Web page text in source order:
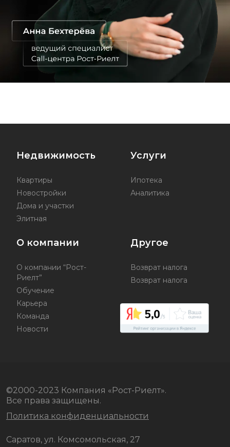
Недвижимость
Квартиры
Новостройки
Дома и участки
Элитная
Услуги
Ипотека
Аналитика
О компании
О компании “Рост-
Риелт”
Обучение
Карьера
Команда
Новости
Другое
Возврат налога
Возврат налога
©2000-2023 Компания «Рост-Риелт».
Все права защищены.
Политика конфиденциальности
Саратов, ул. Комсомольская, 27